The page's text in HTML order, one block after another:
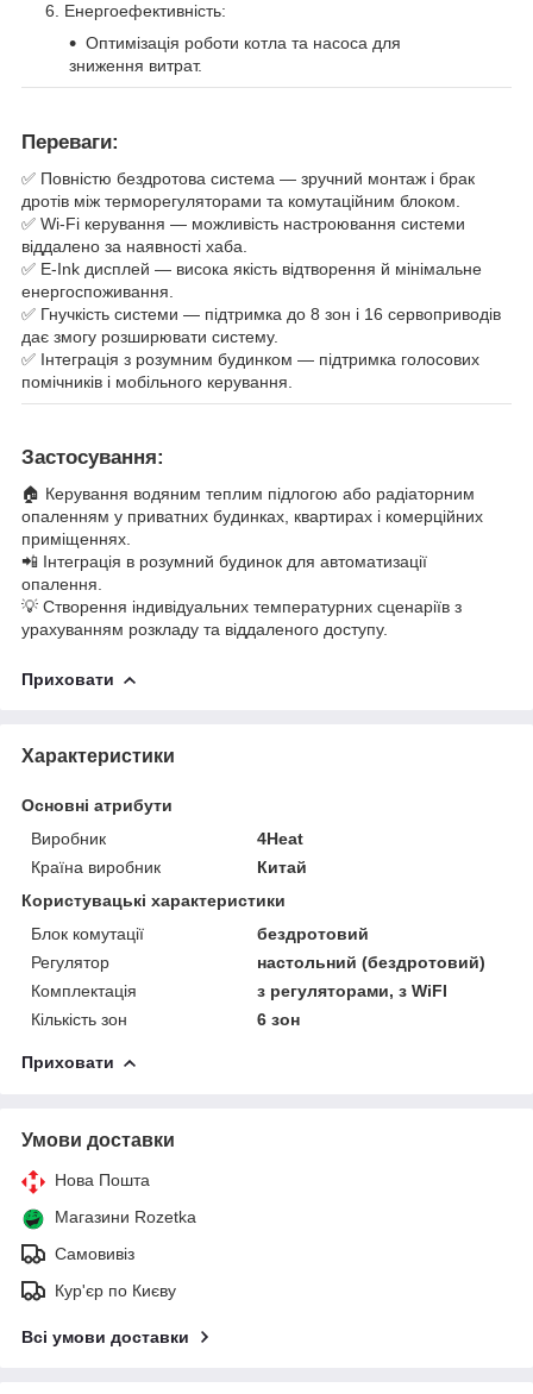
Енергоефективність:
Оптимізація роботи котла та насоса для
зниження витрат.
Переваги:
✅ Повністю бездротова система — зручний монтаж і брак
дротів між терморегуляторами та комутаційним блоком.
✅ Wi-Fi керування — можливість настроювання системи
віддалено за наявності хаба.
✅ E-Ink дисплей — висока якість відтворення й мінімальне
енергоспоживання.
✅ Гнучкість системи — підтримка до 8 зон і 16 сервоприводів
дає змогу розширювати систему.
✅ Інтеграція з розумним будинком — підтримка голосових
помічників і мобільного керування.
Застосування:
🏠 Керування водяним теплим підлогою або радіаторним
опаленням у приватних будинках, квартирах і комерційних
приміщеннях.
📲 Інтеграція в розумний будинок для автоматизації
опалення.
💡 Створення індивідуальних температурних сценаріїв з
урахуванням розкладу та віддаленого доступу.
Приховати
Характеристики
Основні атрибути
Виробник
4Heat
Країна виробник
Китай
Користувацькі характеристики
Блок комутації
бездротовий
Регулятор
настольний (бездротовий)
Комплектація
з регуляторами, з WiFI
Кількість зон
6 зон
Приховати
Умови доставки
Нова Пошта
Магазини Rozetka
Самовивіз
Кур'єр по Києву
Всі умови доставки